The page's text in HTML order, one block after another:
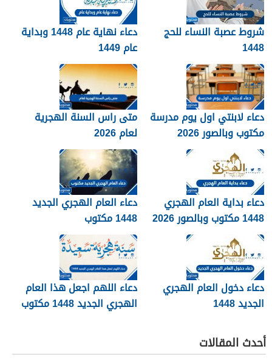
شروط عصبة النساء للحج
1448
دعاء نهاية عام 1448 وبداية
عام 1449
دعاء لابنتي اول يوم مدرسة
مكتوب وبالصور 2026
متى راس السنة الهجرية
لعام 2026
دعاء بداية العام الهجري
1448 مكتوب وبالصور 2026
دعاء العام الهجري الجديد
1448 مكتوب
دعاء دخول العام الهجري
الجديد 1448
دعاء اللهم اجعل هذا العام
الهجري الجديد 1448 مكتوب
أحدث المقالات